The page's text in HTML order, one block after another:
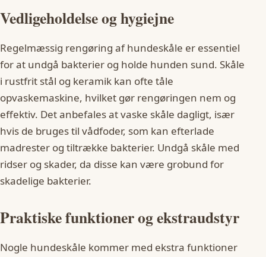
Vedligeholdelse og hygiejne
Regelmæssig rengøring af hundeskåle er essentiel
for at undgå bakterier og holde hunden sund. Skåle
i rustfrit stål og keramik kan ofte tåle
opvaskemaskine, hvilket gør rengøringen nem og
effektiv. Det anbefales at vaske skåle dagligt, især
hvis de bruges til vådfoder, som kan efterlade
madrester og tiltrække bakterier. Undgå skåle med
ridser og skader, da disse kan være grobund for
skadelige bakterier.
Praktiske funktioner og ekstraudstyr
Nogle hundeskåle kommer med ekstra funktioner